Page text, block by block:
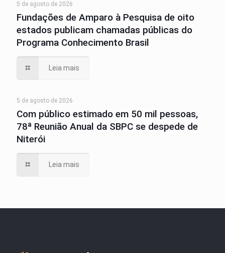
5 de agosto de 2026
Fundações de Amparo à Pesquisa de oito
estados publicam chamadas públicas do
Programa Conhecimento Brasil
Leia mais
5 de agosto de 2026
Com público estimado em 50 mil pessoas,
78ª Reunião Anual da SBPC se despede de
Niterói
Leia mais